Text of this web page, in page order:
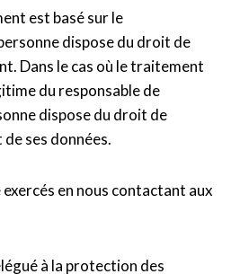
est basé sur le
dispose du droit de
Dans le cas où le traitement
du responsable de
dispose du droit de
ses données.
en nous contactant aux
à la protection des